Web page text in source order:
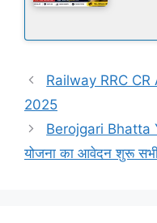
Railway RRC
2025
Berojgari Bhatta
योजना का आवेदन शुरू